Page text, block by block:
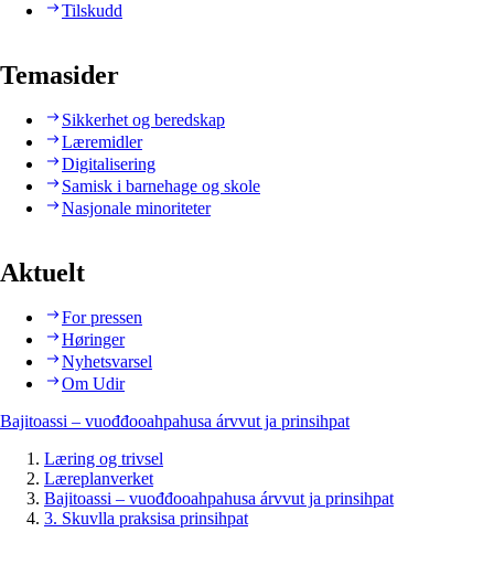
Tilskudd
Temasider
Sikkerhet og beredskap
Læremidler
Digitalisering
Samisk i barnehage og skole
Nasjonale minoriteter
Aktuelt
For pressen
Høringer
Nyhetsvarsel
Om Udir
Bajitoassi – vuođđooahpahusa árvvut ja prinsihpat
Læring og trivsel
Læreplanverket
Bajitoassi – vuođđooahpahusa árvvut ja prinsihpat
3. Skuvlla praksisa prinsihpat